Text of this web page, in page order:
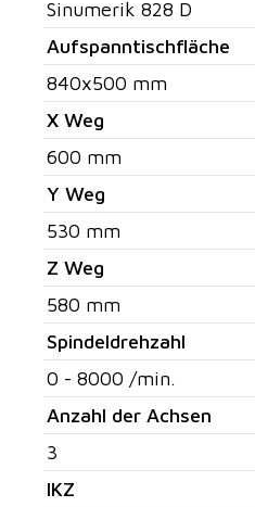
Sinumerik 828 D
Aufspanntischfläche
840x500 mm
X Weg
600 mm
Y Weg
530 mm
Z Weg
580 mm
Spindeldrehzahl
0 - 8000 /min.
Anzahl der Achsen
3
IKZ